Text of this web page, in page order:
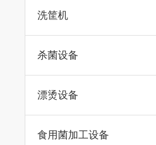
洗筐机
杀菌设备
漂烫设备
食用菌加工设备